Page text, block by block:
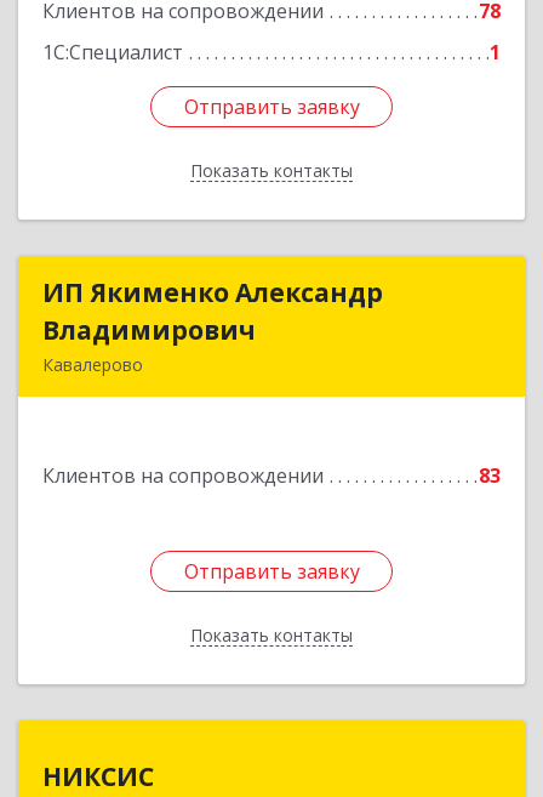
Клиентов на сопровождении
78
1С:Специалист
1
Отправить заявку
Показать контакты
Подробнее
Отправить заявку
Назад
ИП Якименко Александр
Владимирович
Кавалерово
Клиентов на сопровождении 83
Отправить заявку
Показать контакты
ИП Якименко Александр
Подробнее
Отправить заявку
Назад
НИКСИС